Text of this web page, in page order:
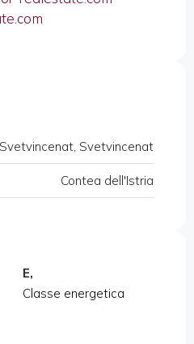
Svetvincenat, Svetvincenat
Contea dell'Istria
E,
Classe energetica